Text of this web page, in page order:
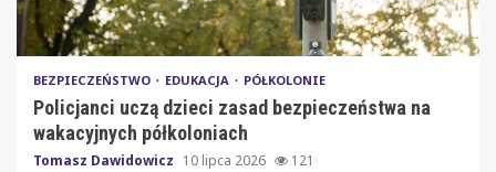
BEZPIECZEŃSTWO EDUKACJA PÓŁKOLONIE
Policjanci uczą dzieci zasad bezpieczeństwa na
wakacyjnych półkoloniach
Tomasz Dawidowicz 10 lipca 2026 121